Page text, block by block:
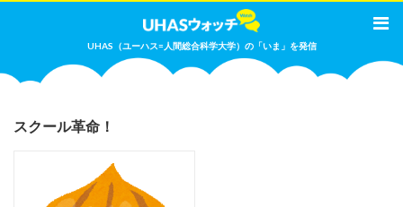
UHAS（ユーハス=人間総合科学大学）の「いま」を発信
スクール革命！